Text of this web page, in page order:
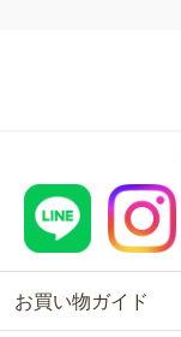
お買い物ガイド